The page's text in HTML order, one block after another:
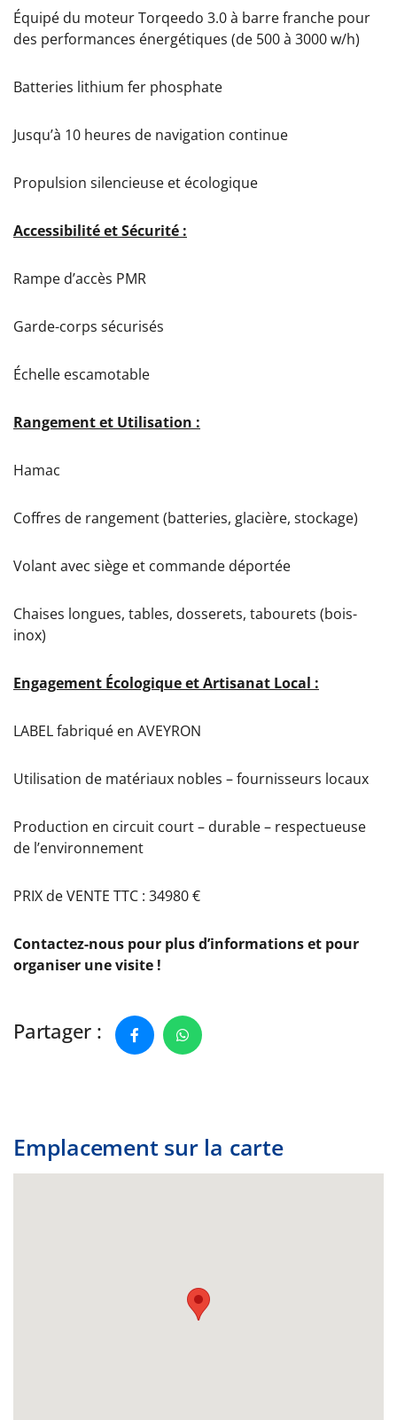
Équipé du moteur Torqeedo 3.0 à barre franche pour
des performances énergétiques (de 500 à 3000 w/h)
Batteries lithium fer phosphate
Jusqu’à 10 heures de navigation continue
Propulsion silencieuse et écologique
Accessibilité et Sécurité :
Rampe d’accès PMR
Garde-corps sécurisés
Échelle escamotable
Rangement et Utilisation :
Hamac
Coffres de rangement (batteries, glacière, stockage)
Volant avec siège et commande déportée
Chaises longues, tables, dosserets, tabourets (bois-
inox)
Engagement Écologique et Artisanat Local :
LABEL fabriqué en AVEYRON
Utilisation de matériaux nobles – fournisseurs locaux
Production en circuit court – durable – respectueuse
de l’environnement
PRIX de VENTE TTC : 34980 €
Contactez-nous pour plus d’informations et pour
organiser une visite !
Partager :
Emplacement sur la carte